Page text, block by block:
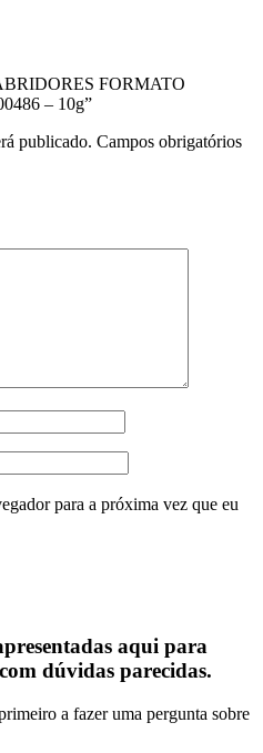
FORMATO
– 10g”
publicado. Campos obrigatórios
para a próxima vez que eu
aqui para
dúvidas parecidas.
a fazer uma pergunta sobre